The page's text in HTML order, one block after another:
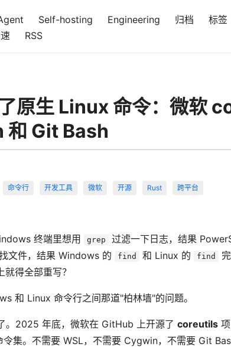
Self-hosting Engineering 归档 标签
RSS
原生 Linux 命令：微软
和 Git Bash
命令行 开发工具 微软 开源 Rust 跨平台
终端里想用 grep 过滤一下日志，结果
文件，结果 Windows 的 find 和 Linux 的 find
得全部重写？
和 Linux 命令行之间那道"柏林墙"的问题。
。2025 年底，微软在 GitHub 上开源了 coreutils
集。不需要 WSL，不需要 Cygwin，不需要 Git